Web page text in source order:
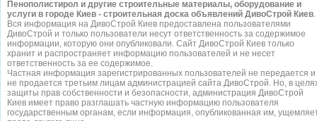
Пенополистирол и другие строительные материалы, оборудование и
услуги в городе Киев - строительная доска объявлений ДивоСтрой Киев.
Вся информация на ДивоСтрой Киев предоставлена пользователями
ДивоСтрой и только пользователи несут ответственность за содержимое
информации, которую они опубликовали. Сайт ДивоСтрой Киев только
хранит и распространяет информацию пользователей и не несет
ответственность за ее содержимое.
Частная информация зарегистрированных пользователей не передается и
не продается третьим лицам администрацией сайта ДивоСтрой. Но, в
защиты прав собственности и безопасности, администрация ДивоСтрой
Киев имеет право разглашать частную информацию пользователя
государственным органам, если информация, опубликованная им,